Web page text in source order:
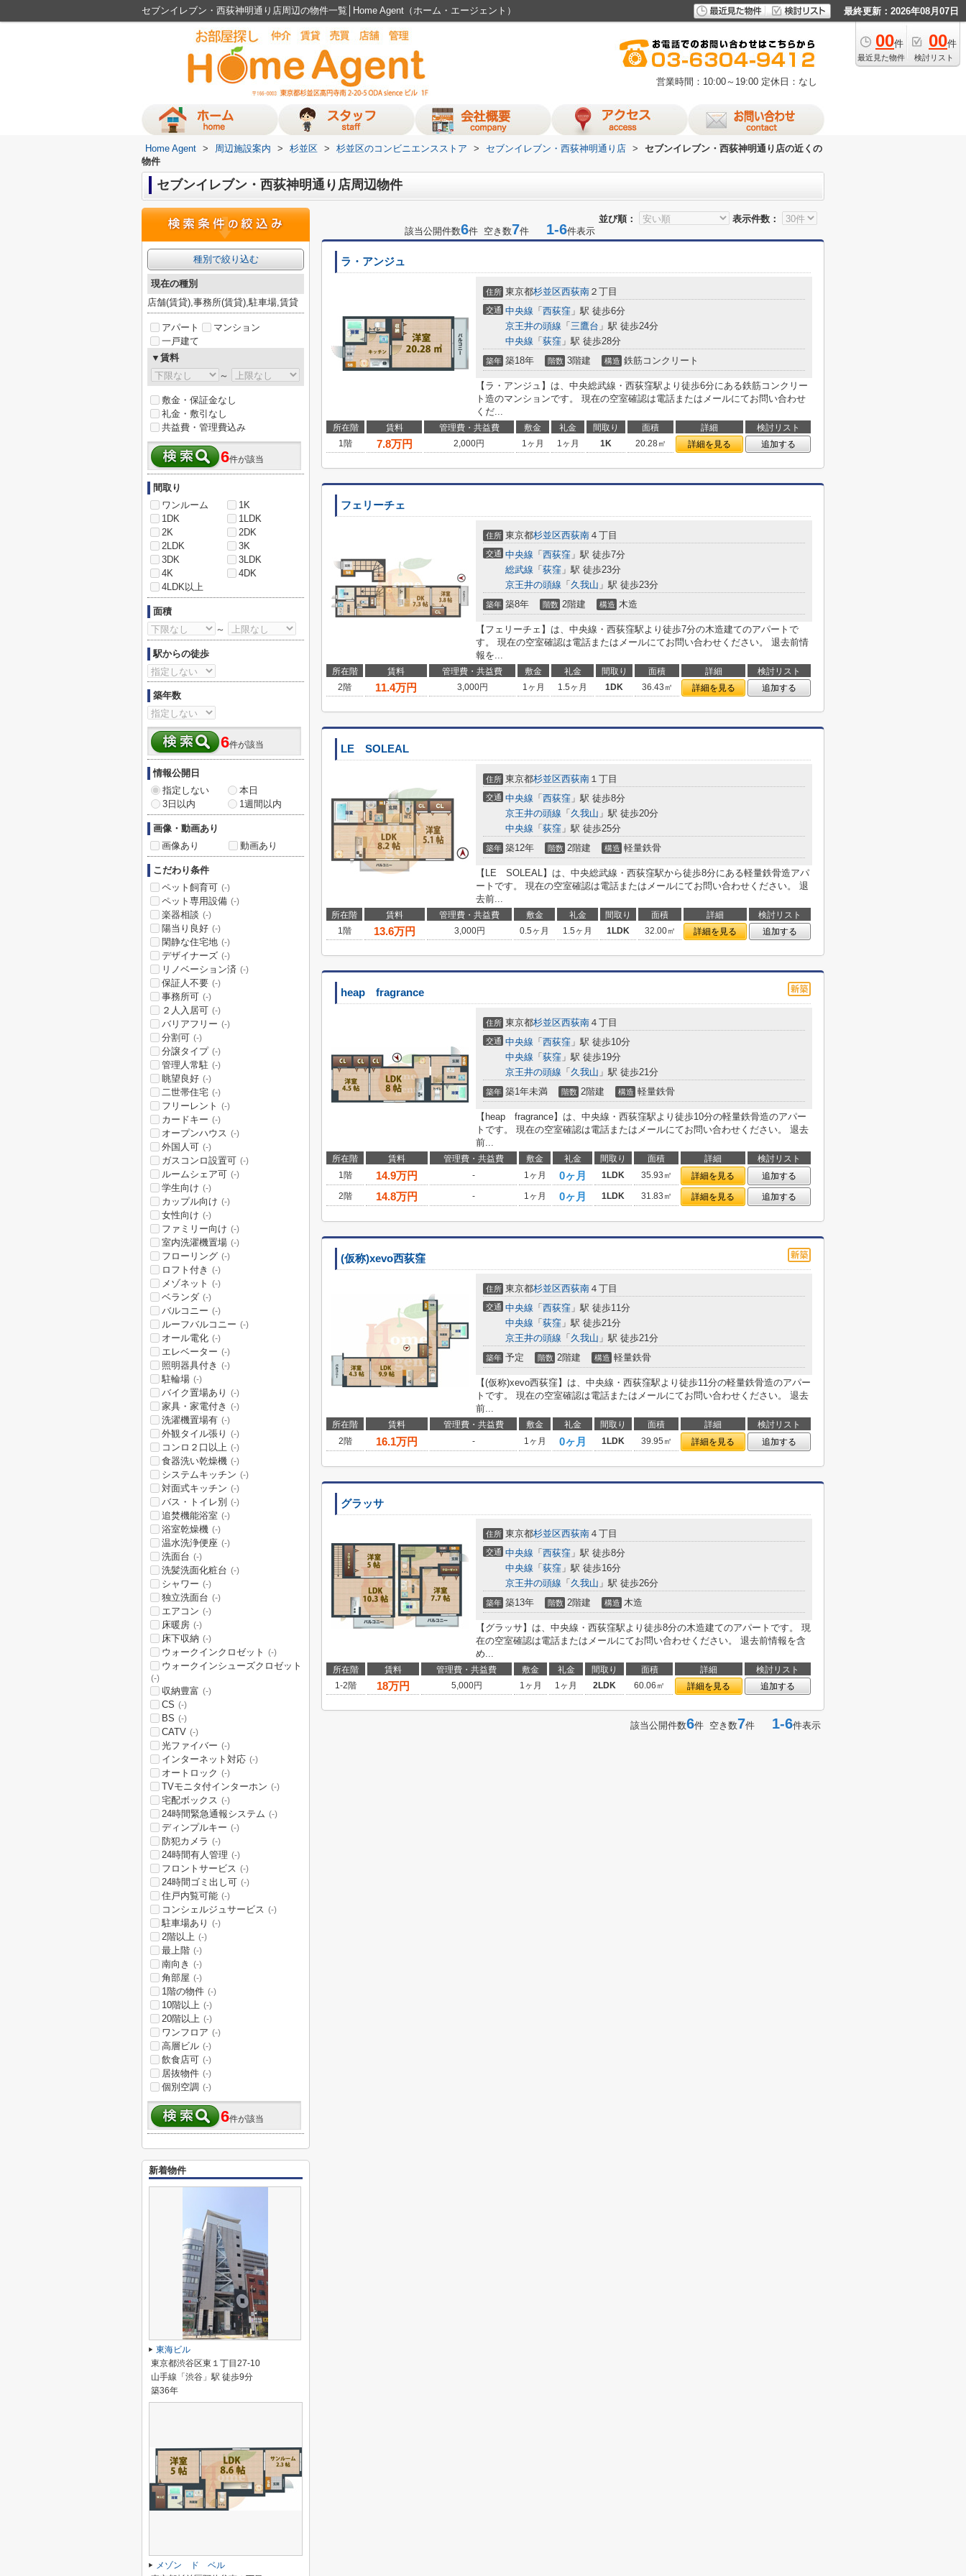
セブンイレブン・西荻神明通り店周辺の物件一覧│Home Agent（ホーム・エージェント） 最終更新：2026年08月07日
00件
最近見た物件
00件
検討リスト
営業時間：10:00～19:00 定休日：なし
Home Agent > 周辺施設案内 > 杉並区 > 杉並区のコンビニエンスストア > セブンイレブン・西荻神明通り店 >
セブンイレブン・西荻神明通り店の近くの
物件
セブンイレブン・西荻神明通り店周辺物件
並び順：
表示件数：
該当公開件数6件 空き数7件 1-6件表示
ラ・アンジュ
住所 東京都杉並区西荻南 ２丁目
交通 中央線 「 西荻窪 」駅 徒歩6分
京王井の頭線 「 三鷹台 」駅 徒歩24分
中央線 「 荻窪 」駅 徒歩28分
築年 築18年 階数 3階建 構造 鉄筋コンクリート
【ラ・アンジュ】は、中央総武線・西荻窪駅より徒歩6分にある鉄筋コンクリー
ト造のマンションです。 現在の空室確認は電話またはメールにてお問い合わせ
くだ...
所在階 賃料 管理費・共益費 敷金 礼金 間取り 面積 詳細
検討リスト
1階
7.8万円 2,000円 1ヶ月 1ヶ月 1K 20.28㎡ 詳細を見る 追加する
フェリーチェ
住所 東京都杉並区西荻南 ４丁目
交通 中央線 「 西荻窪 」駅 徒歩7分
総武線 「 荻窪 」駅 徒歩23分
京王井の頭線 「 久我山 」駅 徒歩23分
築年 築8年 階数 2階建 構造 木造
【フェリーチェ】は、中央線・西荻窪駅より徒歩7分の木造建てのアパートで
す。 現在の空室確認は電話またはメールにてお問い合わせください。 退去前情
報を...
所在階 賃料 管理費・共益費 敷金 礼金 間取り 面積 詳細
検討リスト
2階
11.4万円 3,000円 1ヶ月 1.5ヶ月 1DK 36.43㎡ 詳細を見る 追加する
LE SOLEAL
住所 東京都杉並区西荻南 １丁目
交通 中央線 「 西荻窪 」駅 徒歩8分
京王井の頭線 「 久我山 」駅 徒歩20分
中央線 「 荻窪 」駅 徒歩25分
築年 築12年 階数 2階建 構造 軽量鉄骨
【LE SOLEAL】は、中央総武線・西荻窪駅から徒歩8分にある軽量鉄骨造アパ
ートです。 現在の空室確認は電話またはメールにてお問い合わせください。 退
去前...
所在階 賃料 管理費・共益費 敷金 礼金 間取り 面積 詳細
検討リスト
1階
13.6万円 3,000円 0.5ヶ月 1.5ヶ月 1LDK 32.00㎡ 詳細を見る 追加する
heap fragrance
住所 東京都杉並区西荻南 ４丁目
交通 中央線 「 西荻窪 」駅 徒歩10分
中央線 「 荻窪 」駅 徒歩19分
京王井の頭線 「 久我山 」駅 徒歩21分
築年 築1年未満 階数 2階建 構造 軽量鉄骨
【heap fragrance】は、中央線・西荻窪駅より徒歩10分の軽量鉄骨造のアパー
トです。 現在の空室確認は電話またはメールにてお問い合わせください。 退去
前...
所在階 賃料 管理費・共益費 敷金 礼金 間取り 面積 詳細
検討リスト
1階
14.9万円 - 1ヶ月 0ヶ月 1LDK 35.93㎡ 詳細を見る
追加する
2階
14.8万円 - 1ヶ月 0ヶ月 1LDK 31.83㎡ 詳細を見る 追加する
(仮称)xevo西荻窪
住所 東京都杉並区西荻南 ４丁目
交通 中央線 「 西荻窪 」駅 徒歩11分
中央線 「 荻窪 」駅 徒歩21分
京王井の頭線 「 久我山 」駅 徒歩21分
築年 予定 階数 2階建 構造 軽量鉄骨
【(仮称)xevo西荻窪】は、中央線・西荻窪駅より徒歩11分の軽量鉄骨造のアパー
トです。 現在の空室確認は電話またはメールにてお問い合わせください。 退去
前...
所在階 賃料 管理費・共益費 敷金 礼金 間取り 面積 詳細
検討リスト
2階
16.1万円 - 1ヶ月 0ヶ月 1LDK 39.95㎡ 詳細を見る 追加する
グラッサ
住所 東京都杉並区西荻南 ４丁目
交通 中央線 「 西荻窪 」駅 徒歩8分
中央線 「 荻窪 」駅 徒歩16分
京王井の頭線 「 久我山 」駅 徒歩26分
築年 築13年 階数 2階建 構造 木造
【グラッサ】は、中央線・西荻窪駅より徒歩8分の木造建てのアパートです。 現
在の空室確認は電話またはメールにてお問い合わせください。 退去前情報を含
め...
所在階 賃料 管理費・共益費 敷金 礼金 間取り 面積 詳細
検討リスト
1-2階
18万円 5,000円 1ヶ月 1ヶ月 2LDK 60.06㎡ 詳細を見る 追加する
該当公開件数6件 空き数7件 1-6件表示
種別で絞り込む
現在の種別
店舗(賃貸),事務所(賃貸),駐車場,賃貸
アパート
マンション
一戸建て
▼賃料
～
敷金・保証金なし
礼金・敷引なし
共益費・管理費込み
6件が該当
間取り
ワンルーム
1K
1DK
1LDK
2K
2DK
2LDK
3K
3DK
3LDK
4K
4DK
4LDK以上
面積
～
駅からの徒歩
築年数
6件が該当
情報公開日
指定しない
本日
3日以内
1週間以内
画像・動画あり
画像あり
動画あり
こだわり条件
ペット飼育可 (-)
ペット専用設備 (-)
楽器相談 (-)
陽当り良好 (-)
閑静な住宅地 (-)
デザイナーズ (-)
リノベーション済 (-)
保証人不要 (-)
事務所可 (-)
２人入居可 (-)
バリアフリー (-)
分割可 (-)
分譲タイプ (-)
管理人常駐 (-)
眺望良好 (-)
二世帯住宅 (-)
フリーレント (-)
カードキー (-)
オープンハウス (-)
外国人可 (-)
ガスコンロ設置可 (-)
ルームシェア可 (-)
学生向け (-)
カップル向け (-)
女性向け (-)
ファミリー向け (-)
室内洗濯機置場 (-)
フローリング (-)
ロフト付き (-)
メゾネット (-)
ベランダ (-)
バルコニー (-)
ルーフバルコニー (-)
オール電化 (-)
エレベーター (-)
照明器具付き (-)
駐輪場 (-)
バイク置場あり (-)
家具・家電付き (-)
洗濯機置場有 (-)
外観タイル張り (-)
コンロ２口以上 (-)
食器洗い乾燥機 (-)
システムキッチン (-)
対面式キッチン (-)
バス・トイレ別 (-)
追焚機能浴室 (-)
浴室乾燥機 (-)
温水洗浄便座 (-)
洗面台 (-)
洗髪洗面化粧台 (-)
シャワー (-)
独立洗面台 (-)
エアコン (-)
床暖房 (-)
床下収納 (-)
ウォークインクロゼット (-)
ウォークインシューズクロゼット
(-)
収納豊富 (-)
CS (-)
BS (-)
CATV (-)
光ファイバー (-)
インターネット対応 (-)
オートロック (-)
TVモニタ付インターホン (-)
宅配ボックス (-)
24時間緊急通報システム (-)
ディンプルキー (-)
防犯カメラ (-)
24時間有人管理 (-)
フロントサービス (-)
24時間ゴミ出し可 (-)
住戸内覧可能 (-)
コンシェルジュサービス (-)
駐車場あり (-)
2階以上 (-)
最上階 (-)
南向き (-)
角部屋 (-)
1階の物件 (-)
10階以上 (-)
20階以上 (-)
ワンフロア (-)
高層ビル (-)
飲食店可 (-)
居抜物件 (-)
個別空調 (-)
6件が該当
新着物件
東海ビル
東京都渋谷区東１丁目27-10
山手線「渋谷」駅 徒歩9分
築36年
メゾン ド ベル